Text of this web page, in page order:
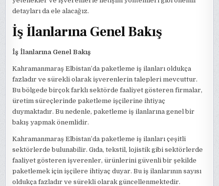
detayları da ele alacağız.
İş İlanlarına Genel Bakış
İş İlanlarına Genel Bakış
Kahramanmaraş Elbistan’da paketleme iş ilanları oldukça
fazladır ve sürekli olarak işverenlerin talepleri mevcuttur.
Bu bölgede birçok farklı sektörde faaliyet gösteren firmalar,
üretim süreçlerinde paketleme işçilerine ihtiyaç
duymaktadır. Bu nedenle, paketleme iş ilanlarına genel bir
bakış yapmak önemlidir.
Kahramanmaraş Elbistan’da paketleme iş ilanları çeşitli
sektörlerde bulunabilir. Gıda, tekstil, lojistik gibi sektörlerde
faaliyet gösteren işverenler, ürünlerini güvenli bir şekilde
paketlemek için işçilere ihtiyaç duyar. Bu iş ilanlarının sayısı
oldukça fazladır ve sürekli olarak güncellenmektedir.